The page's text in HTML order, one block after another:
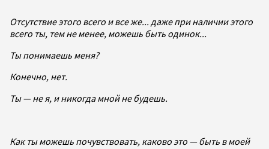
Отсутствие этого всего и все же... даже при наличии этого
всего ты, тем не менее, можешь быть одинок...
Ты понимаешь меня?
Конечно, нет.
Ты — не я, и никогда мной не будешь.
Как ты можешь почувствовать, каково это — быть в моей